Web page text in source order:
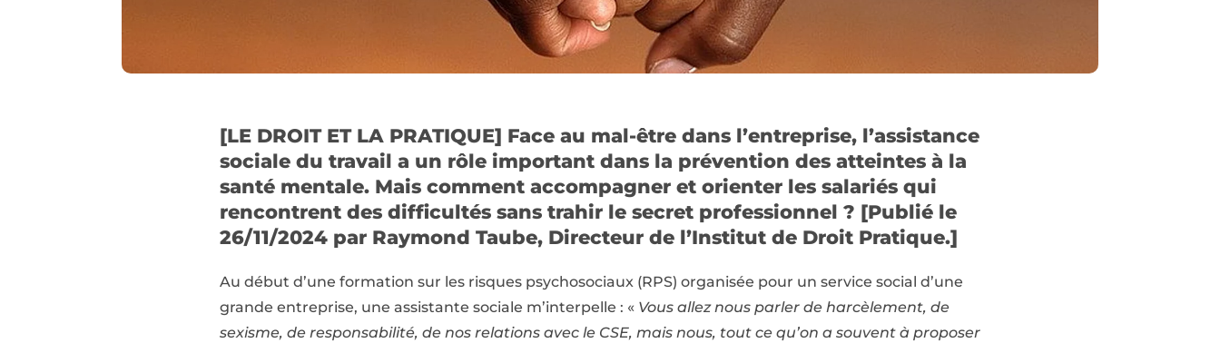
[LE DROIT ET LA PRATIQUE] Face au mal-être dans l’entreprise, l’assistance
sociale du travail a un rôle important dans la prévention des atteintes à la
santé mentale. Mais comment accompagner et orienter les salariés qui
rencontrent des difficultés sans trahir le secret professionnel ? [Publié le
26/11/2024 par Raymond Taube, Directeur de l’Institut de Droit Pratique.]
Au début d’une formation sur les risques psychosociaux (RPS) organisée pour un service social d’une
grande entreprise, une assistante sociale m’interpelle : « Vous allez nous parler de harcèlement, de
sexisme, de responsabilité, de nos relations avec le CSE, mais nous, tout ce qu’on a souvent à proposer